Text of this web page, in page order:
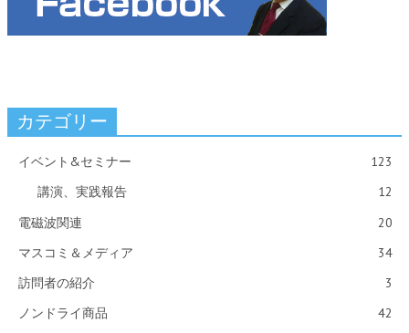
カテゴリー
イベント&セミナー
123
講演、実践報告
12
電磁波関連
20
マスコミ＆メディア
34
訪問者の紹介
3
ノンドライ商品
42